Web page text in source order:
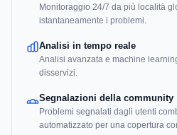
Monitoraggio 24/7 da più località
istantaneamente i problemi.
Analisi in tempo reale
Analisi avanzata e machine
disservizi.
Segnalazioni della community
Problemi segnalati dagli utenti
automatizzato per una copertura